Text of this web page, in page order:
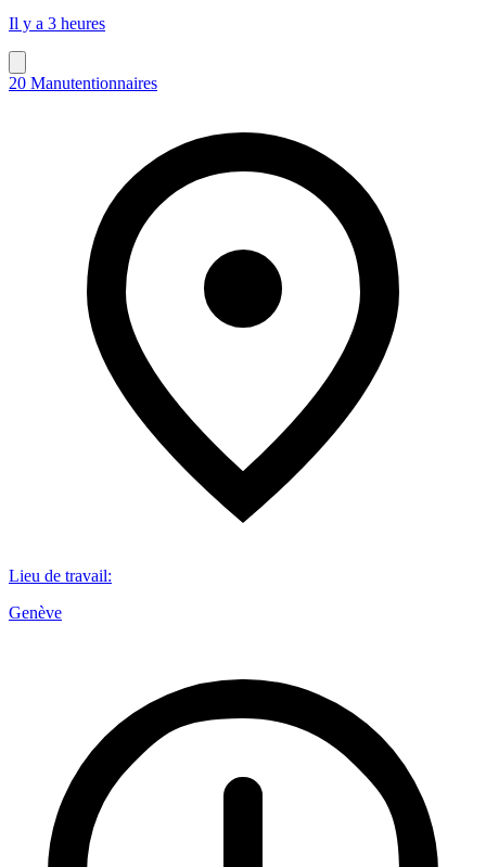
Il y a 3 heures
20 Manutentionnaires
Lieu de travail:
Genève